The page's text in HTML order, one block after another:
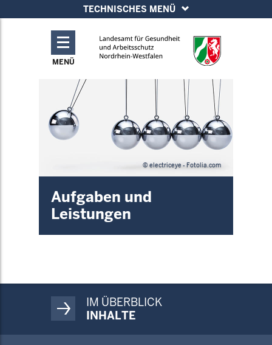
TECHNISCHES MENÜ
MENÜ
© electriceye - Fotolia.com
Aufgaben und
Leistungen
IM ÜBERBLICK
INHALTE